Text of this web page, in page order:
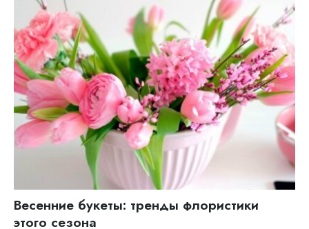
Весенние букеты: тренды флористики
этого сезона